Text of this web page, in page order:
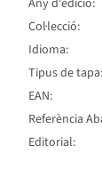
Col·lecció:
Idioma:
Tipus de tapa:
EAN:
Referència
Editorial: